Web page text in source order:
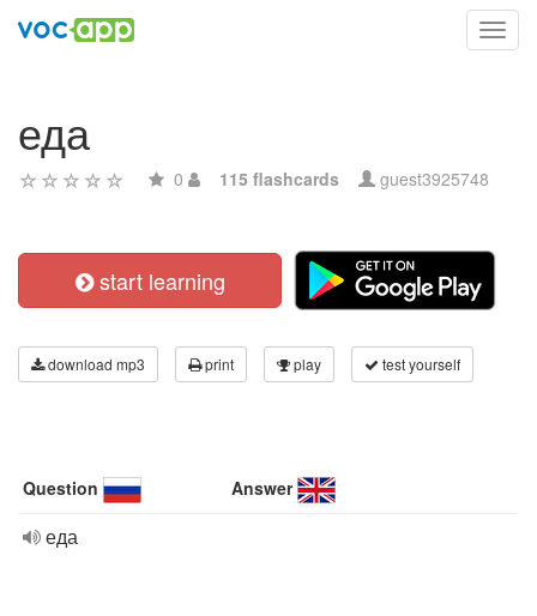
еда
0 115 flashcards guest3925748
start learning
download mp3 print play test yourself
Question Answer
еда